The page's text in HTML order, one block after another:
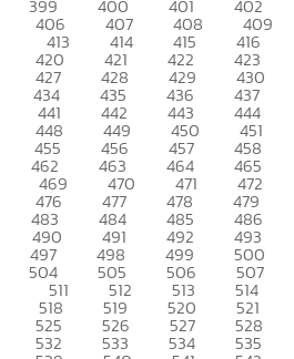
399 400 401 402
406 407 408 409
413 414 415 416
420 421 422 423
427 428 429 430
434 435 436 437
441 442 443 444
448 449 450 451
455 456 457 458
462 463 464 465
469 470 471 472
476 477 478 479
483 484 485 486
490 491 492 493
497 498 499 500
504 505 506 507
511 512 513 514
518 519 520 521
525 526 527 528
532 533 534 535